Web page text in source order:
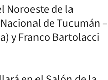
Noroeste de la
de Tucumán –
y Franco Bartolacci